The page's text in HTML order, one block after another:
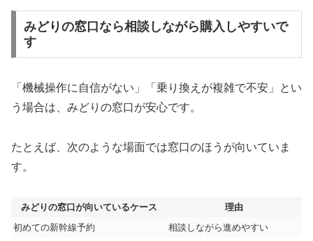
みどりの窓口なら相談しながら購入しやすいで
す
「機械操作に自信がない」「乗り換えが複雑で不安」とい
う場合は、みどりの窓口が安心です。
たとえば、次のような場面では窓口のほうが向いていま
す。
みどりの窓口が向いているケース
理由
初めての新幹線予約
相談しながら進めやすい